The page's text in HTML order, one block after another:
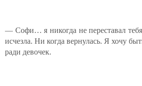
— Софи… я никогда не переставал
исчезла. Ни когда вернулась. Я хочу
ради девочек.